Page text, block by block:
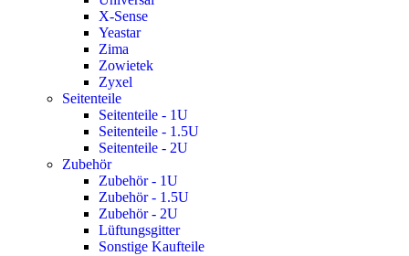
X-Sense
Yeastar
Zima
Zowietek
Zyxel
Seitenteile
Seitenteile - 1U
Seitenteile - 1.5U
Seitenteile - 2U
Zubehör
Zubehör - 1U
Zubehör - 1.5U
Zubehör - 2U
Lüftungsgitter
Sonstige Kaufteile